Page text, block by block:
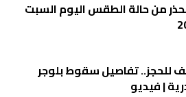
تحذر من حالة الطقس اليوم السبت
للحجز.. تفاصيل سقوط بلوجر
| فيديو